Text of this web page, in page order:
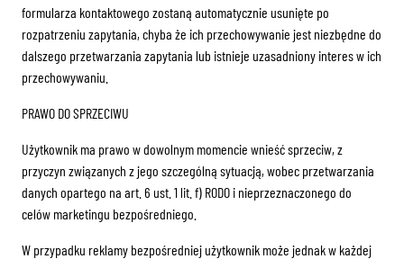
formularza kontaktowego zostaną automatycznie usunięte po
rozpatrzeniu zapytania, chyba że ich przechowywanie jest niezbędne do
dalszego przetwarzania zapytania lub istnieje uzasadniony interes w ich
przechowywaniu.
PRAWO DO SPRZECIWU
Użytkownik ma prawo w dowolnym momencie wnieść sprzeciw, z
przyczyn związanych z jego szczególną sytuacją, wobec przetwarzania
danych opartego na art. 6 ust. 1 lit. f) RODO i nieprzeznaczonego do
celów marketingu bezpośredniego.
W przypadku reklamy bezpośredniej użytkownik może jednak w każdej